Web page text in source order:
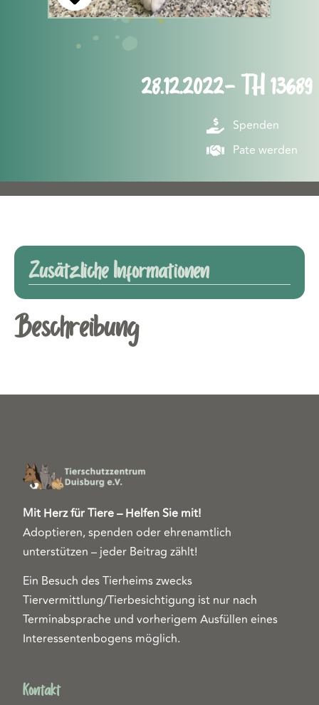
28.12.2022- TH 13689
Spenden
Pate werden
Zusätzliche Informationen
Beschreibung
Mit Herz für Tiere – Helfen Sie mit!
Adoptieren, spenden oder ehrenamtlich
unterstützen – jeder Beitrag zählt!
Ein Besuch des Tierheims zwecks
Tiervermittlung/Tierbesichtigung ist nur nach
Terminabsprache und vorherigem Ausfüllen eines
Interessentenbogens möglich.
Kontakt